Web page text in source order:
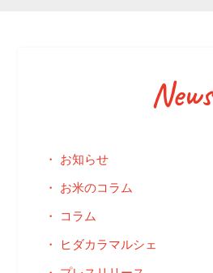
News
お知らせ
お米のコラム
コラム
ヒダカラマルシェ